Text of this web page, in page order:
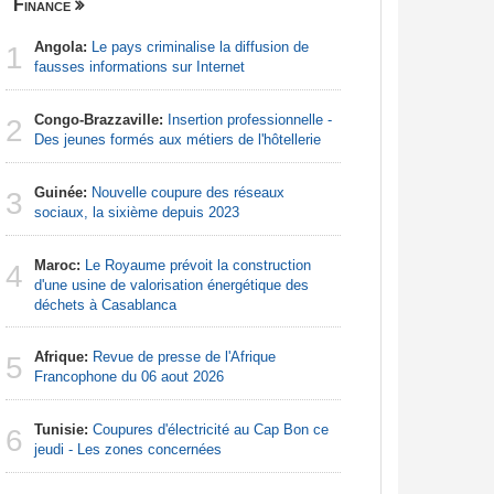
Finance
1 Angola: Le pays criminalise la diffusion de
fausses informations sur Internet
2 Congo-Brazzaville: Insertion professionnelle -
Des jeunes formés aux métiers de l'hôtellerie
3 Guinée: Nouvelle coupure des réseaux
sociaux, la sixième depuis 2023
4 Maroc: Le Royaume prévoit la construction
d'une usine de valorisation énergétique des
déchets à Casablanca
5 Afrique: Revue de presse de l'Afrique
Francophone du 06 aout 2026
6 Tunisie: Coupures d'électricité au Cap Bon ce
jeudi - Les zones concernées